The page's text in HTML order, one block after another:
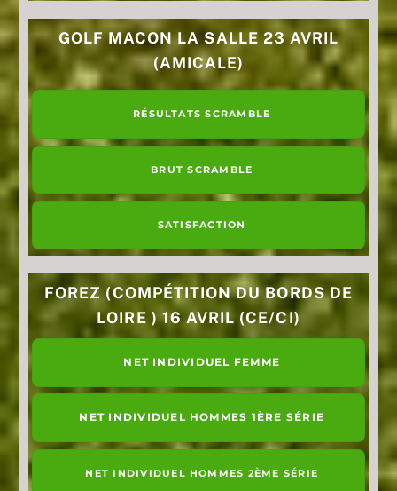
GOLF MACON LA SALLE 23 AVRIL
(AMICALE)
RÉSULTATS SCRAMBLE
BRUT SCRAMBLE
SATISFACTION
FOREZ (COMPÉTITION DU BORDS DE
LOIRE ) 16 AVRIL (CE/CI)
NET INDIVIDUEL FEMME
NET INDIVIDUEL HOMMES 1ÈRE SÉRIE
NET INDIVIDUEL HOMMES 2ÈME SÉRIE